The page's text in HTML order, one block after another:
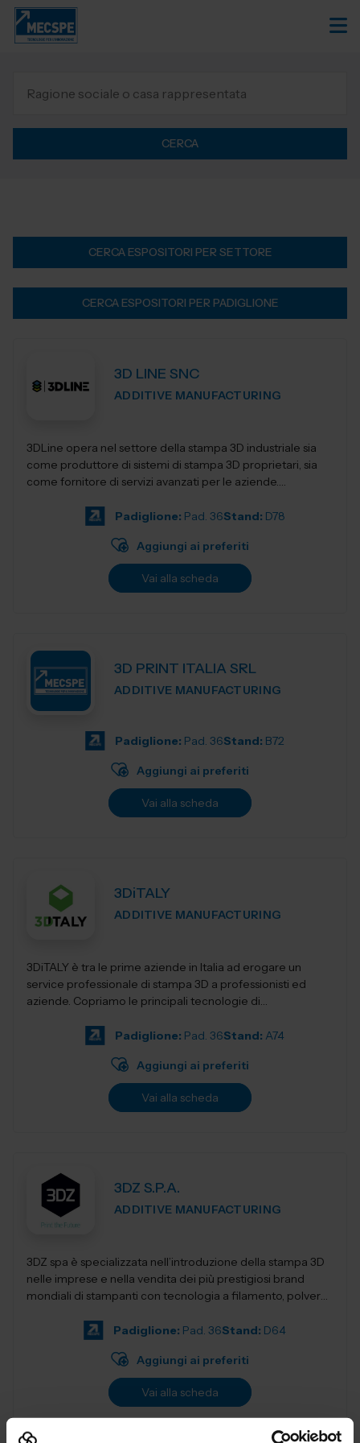
CERCA
CERCA ESPOSITORI PER SETTORE
CERCA ESPOSITORI PER PADIGLIONE
3D LINE SNC
ADDITIVE MANUFACTURING
3DLine opera nel settore della stampa 3D industriale sia
come produttore di sistemi di stampa 3D proprietari, sia
come fornitore di servizi avanzati per le aziende.
Padiglione: Pad. 36Stand: D78
Aggiungi ai preferiti
Vai alla scheda
3D PRINT ITALIA SRL
ADDITIVE MANUFACTURING
Padiglione: Pad. 36Stand: B72
Aggiungi ai preferiti
Vai alla scheda
3DiTALY
ADDITIVE MANUFACTURING
3DiTALY è tra le prime aziende in Italia ad erogare un
service professionale di stampa 3D a professionisti ed
aziende. Copriamo le principali tecnologie di
Padiglione: Pad. 36Stand: A74
Aggiungi ai preferiti
Vai alla scheda
3DZ S.P.A.
ADDITIVE MANUFACTURING
3DZ spa è specializzata nell’introduzione della stampa 3D
nelle imprese e nella vendita dei più prestigiosi brand
mondiali di stampanti con tecnologia a filamento, polvere,
Padiglione: Pad. 36Stand: D64
Aggiungi ai preferiti
Vai alla scheda